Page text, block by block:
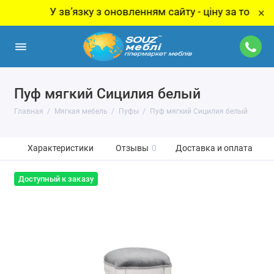
У звʼязку з оновленням сайту - ціну за товар ×
Пуф мягкий Сицилия белый
Главная Мягкая мебель Пуфы Пуф мягкий Сицилия белый
Характеристики Отзывы 0 Доставка и оплата
Доступный к заказу